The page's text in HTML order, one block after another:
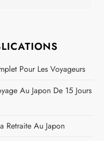
Pour Les Voyageurs
Au Japon De 15 Jours
Retraite Au Japon